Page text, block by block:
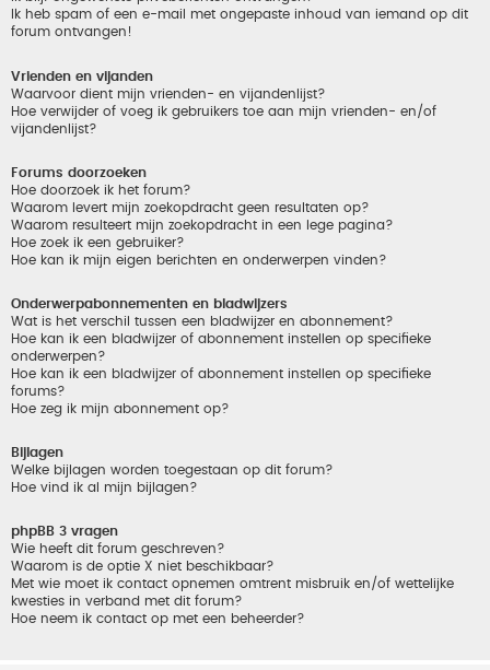
Ik heb spam of een e-mail met ongepaste inhoud van iemand op dit
forum ontvangen!
Vrienden en vijanden
Waarvoor dient mijn vrienden- en vijandenlijst?
Hoe verwijder of voeg ik gebruikers toe aan mijn vrienden- en/of
vijandenlijst?
Forums doorzoeken
Hoe doorzoek ik het forum?
Waarom levert mijn zoekopdracht geen resultaten op?
Waarom resulteert mijn zoekopdracht in een lege pagina?
Hoe zoek ik een gebruiker?
Hoe kan ik mijn eigen berichten en onderwerpen vinden?
Onderwerpabonnementen en bladwijzers
Wat is het verschil tussen een bladwijzer en abonnement?
Hoe kan ik een bladwijzer of abonnement instellen op specifieke
onderwerpen?
Hoe kan ik een bladwijzer of abonnement instellen op specifieke
forums?
Hoe zeg ik mijn abonnement op?
Bijlagen
Welke bijlagen worden toegestaan op dit forum?
Hoe vind ik al mijn bijlagen?
phpBB 3 vragen
Wie heeft dit forum geschreven?
Waarom is de optie X niet beschikbaar?
Met wie moet ik contact opnemen omtrent misbruik en/of wettelijke
kwesties in verband met dit forum?
Hoe neem ik contact op met een beheerder?